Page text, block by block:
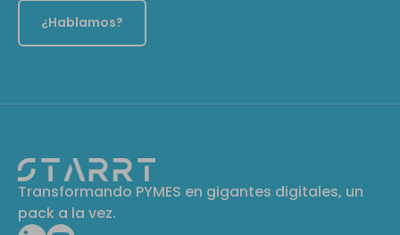
¿Hablamos?
Transformando PYMES en gigantes digitales, un
pack a la vez.